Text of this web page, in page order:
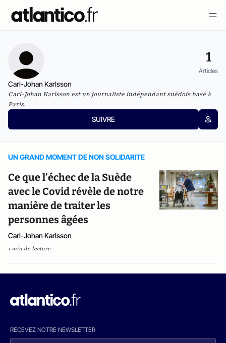
1
Articles
Carl-Johan Karlsson
Carl-Johan Karlsson est un journaliste indépendant suédois basé à
Paris.
SUIVRE
UN GRAND MOMENT DE NON SOLIDARITE
Ce que l’échec de la Suède
avec le Covid révèle de notre
manière de traiter les
personnes âgées
Carl-Johan Karlsson
1 min de lecture
RECEVEZ NOTRE NEWSLETTER